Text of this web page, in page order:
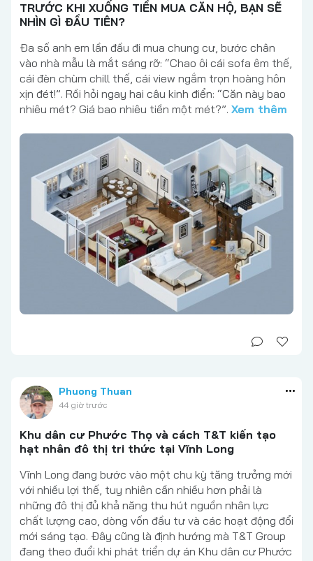
TRƯỚC KHI XUỐNG TIỀN MUA CĂN HỘ, BẠN SẼ
NHÌN GÌ ĐẦU TIÊN?
Đa số anh em lần đầu đi mua chung cư, bước chân
vào nhà mẫu là mắt sáng rỡ: “Chao ôi cái sofa êm thế,
cái đèn chùm chill thế, cái view ngắm trọn hoàng hôn
xịn đét!”. Rồi hỏi ngay hai câu kinh điển: “Căn này bao
nhiêu mét? Giá bao nhiêu tiền một mét?”. Xem thêm
Phuong Thuan
44 giờ trước
Khu dân cư Phước Thọ và cách T&T kiến tạo
hạt nhân đô thị tri thức tại Vĩnh Long
Vĩnh Long đang bước vào một chu kỳ tăng trưởng mới
với nhiều lợi thế, tuy nhiên cần nhiều hơn phải là
những đô thị đủ khả năng thu hút nguồn nhân lực
chất lượng cao, dòng vốn đầu tư và các hoạt động đổi
mới sáng tạo. Đây cũng là định hướng mà T&T Group
đang theo đuổi khi phát triển dự án Khu dân cư Phước